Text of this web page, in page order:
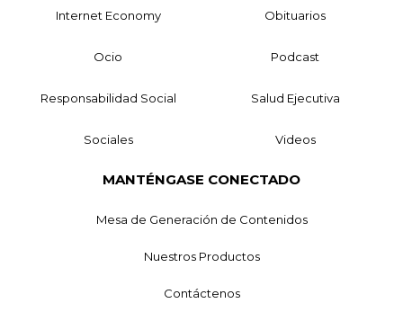
Internet Economy Obituarios
Ocio Podcast
Responsabilidad Social Salud Ejecutiva
Sociales Videos
MANTÉNGASE CONECTADO
Mesa de Generación de Contenidos
Nuestros Productos
Contáctenos